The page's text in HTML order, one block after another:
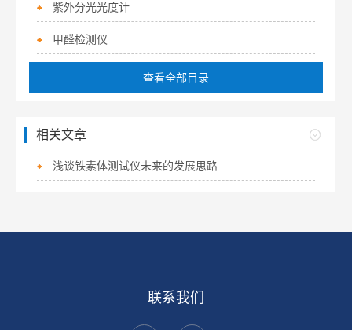
紫外分光光度计
甲醛检测仪
查看全部目录
相关文章
浅谈铁素体测试仪未来的发展思路
联系我们